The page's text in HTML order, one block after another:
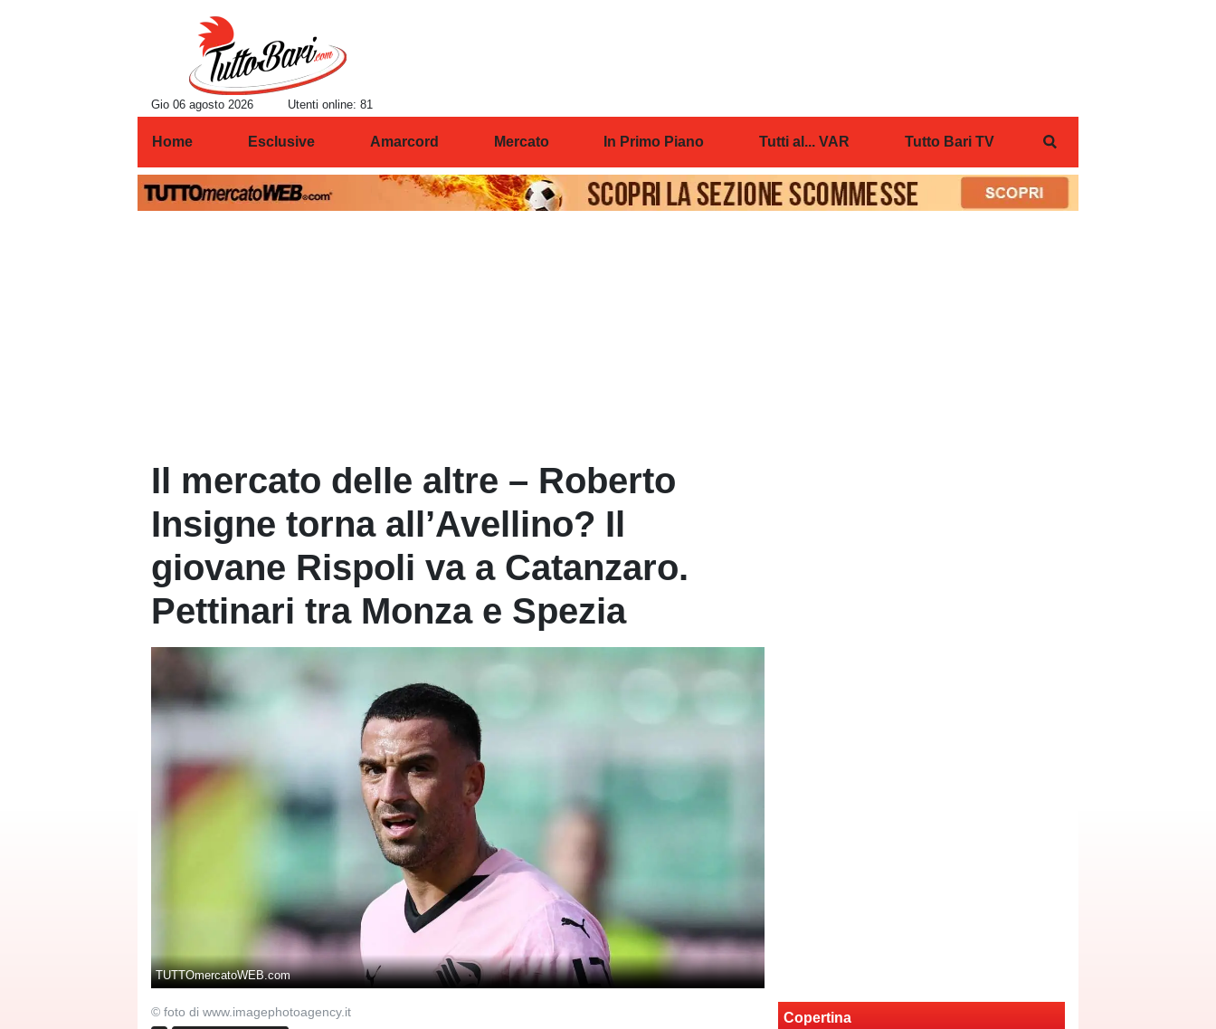
Gio 06 agosto 2026 Utenti online: 81
Home Esclusive Amarcord Mercato In Primo Piano Tutti al... VAR Tutto Bari TV
Il mercato delle altre – Roberto
Insigne torna all’Avellino? Il
giovane Rispoli va a Catanzaro.
Pettinari tra Monza e Spezia
TUTTOmercatoWEB.com
© foto di www.imagephotoagency.it
Copertina